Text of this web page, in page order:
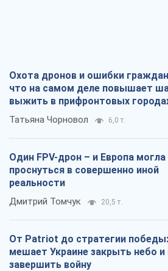
Охота дронов и ошибки
что на самом деле повышает
выжить в прифронтовых
Татьяна Чорновол 6,0 т.
Один FPV-дрон – и Европа могла
проснуться в совершенно иной
реальности
Дмитрий Томчук 20,5 т.
От Patriot до стратегии
мешает Украине закрыть небо и
завершить войну